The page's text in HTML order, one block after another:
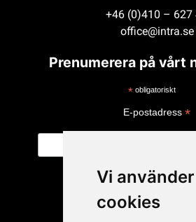
Vi
cookies
+46 (0)410 – 627
office@intra.se
Prenumerera på vårt
* obligatoriskt
E-postadress *